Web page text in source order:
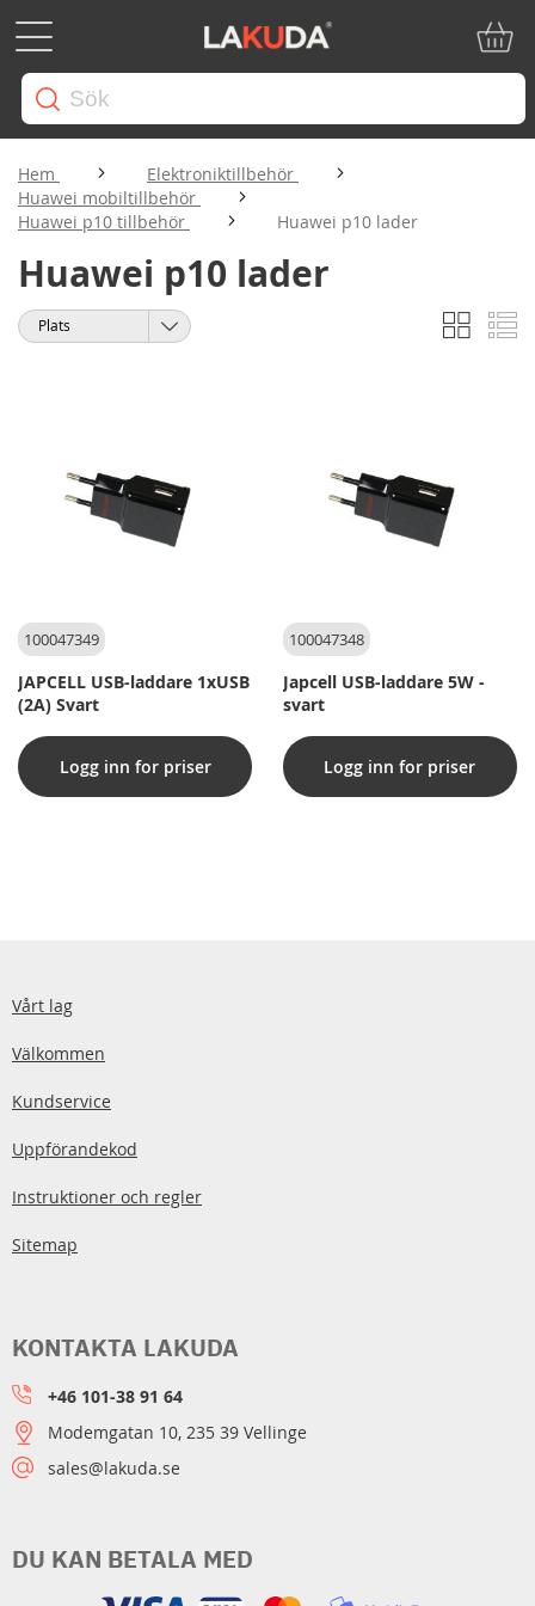
Hem
Elektroniktillbehör
Huawei mobiltillbehör
Huawei p10 tillbehör
Huawei p10 lader
Huawei p10 lader
Visa
som
Rutnät
Sortera
100047349
JAPCELL USB-laddare 1xUSB
(2A) Svart
Logg inn for priser
100047348
Japcell USB-laddare 5W -
svart
Logg inn for priser
Vårt lag
Välkommen
Kundservice
Uppförandekod
Instruktioner och regler
Sitemap
DU KAN BETALA MED
KONTAKTA LAKUDA
+46 101-38 91 64
Modemgatan 10, 235 39 Vellinge
sales@lakuda.se